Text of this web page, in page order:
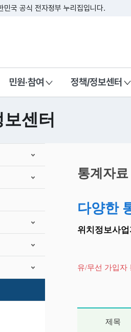
민국 공식 전자정부 누리집입니다.
민원·참여 정책/정보센터
센터
시
작
통계자료
다양한
위치정보사
유/무선 가입자
제목